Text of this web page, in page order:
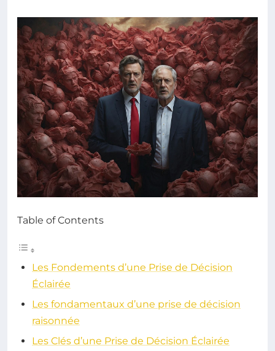
Table of Contents
Les Fondements d’une Prise de Décision
Éclairée
Les fondamentaux d’une prise de décision
raisonnée
Les Clés d’une Prise de Décision Éclairée